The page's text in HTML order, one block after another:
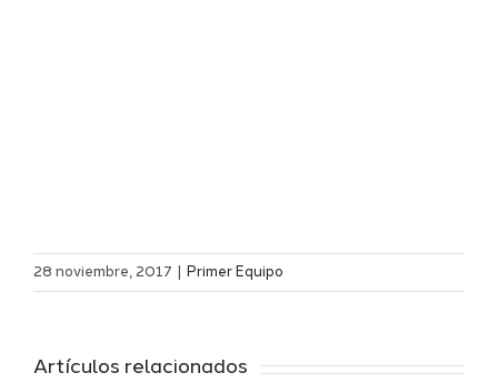
28 noviembre, 2017 Primer Equipo
Artículos relacionados
El Melilla
del